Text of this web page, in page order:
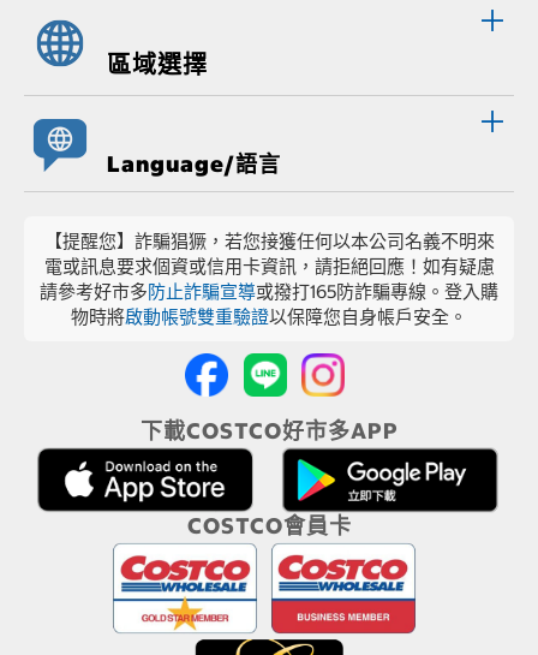
區域選擇
Language/語言
【提醒您】詐騙猖獗，若您接獲任何以本公司名義不明來
電或訊息要求個資或信用卡資訊，請拒絕回應！如有疑慮
請參考好市多防止詐騙宣導或撥打165防詐騙專線。登入購
物時將啟動帳號雙重驗證以保障您自身帳戶安全。
下載COSTCO好市多APP
COSTCO會員卡